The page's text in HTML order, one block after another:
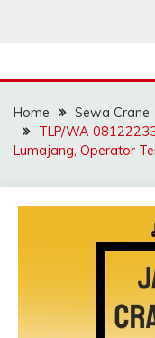
JASA
Home
Sewa Crane
TLP/WA
Lumajang, Operator